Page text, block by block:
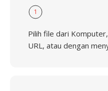
1
Pilih file dari
URL, atau dengan